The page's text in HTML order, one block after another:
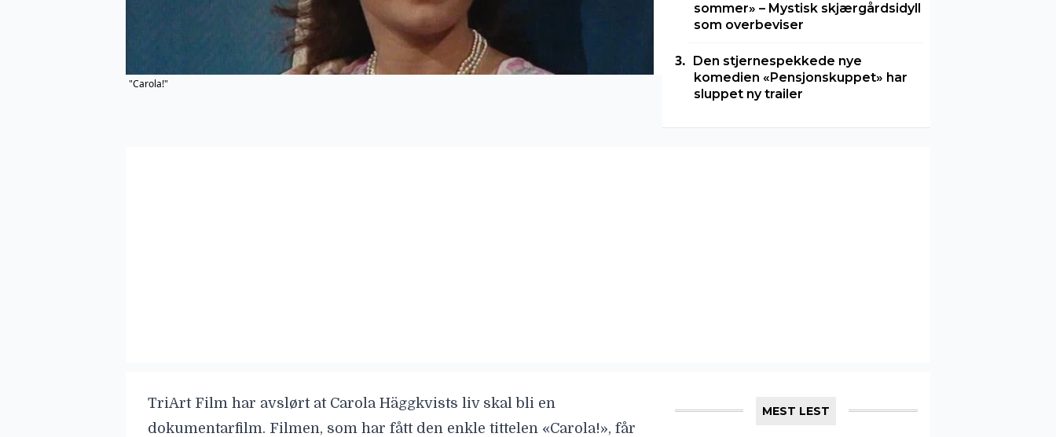
"Carola!"
sommer» – Mystisk skjærgårdsidyll
som overbeviser
Den stjernespekkede nye
komedien «Pensjonskuppet» har
sluppet ny trailer
TriArt Film har avslørt at Carola Häggkvists liv skal bli en
dokumentarfilm. Filmen, som har fått den enkle tittelen «Carola!», får
MEST LEST